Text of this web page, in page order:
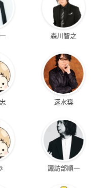
森川智之
速水奨
諏訪部順一